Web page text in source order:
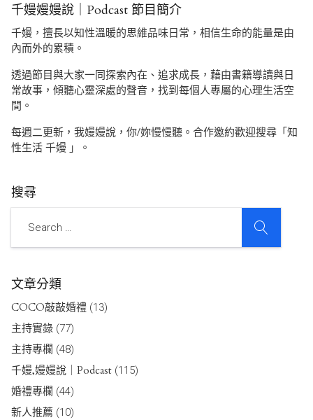
千嫚嫚嫚說｜Podcast 節目簡介
千嫚，擅長以知性溫暖的思維品味日常，相信生命的能量是由
內而外的累積。
透過節目與大家一同探索內在、追求成長，藉由書籍導讀與日
常故事，傾聽心靈深處的聲音，找到每個人專屬的心理生活空
間。
每週二更新，我嫚嫚說，你/妳慢慢聽。合作邀約歡迎搜尋「知
性生活 千嫚 」。
搜尋
文章分類
COCO敲敲婚禮 (13)
主持實錄 (77)
主持專欄 (48)
千嫚,嫚嫚說｜Podcast (115)
婚禮專欄 (44)
新人推薦 (10)